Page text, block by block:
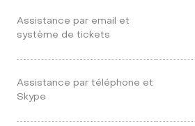
Assistance par email et
système de tickets
Assistance par téléphone et
Skype